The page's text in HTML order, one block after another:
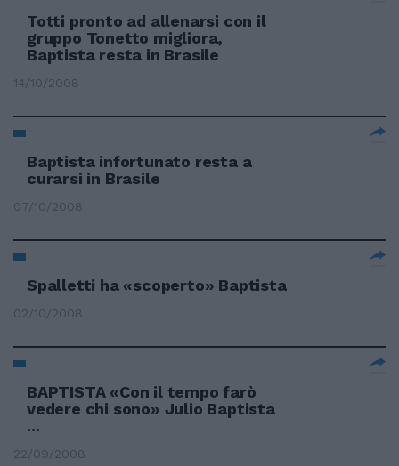
Totti pronto ad allenarsi con il
gruppo Tonetto migliora,
Baptista resta in Brasile
14/10/2008
Baptista infortunato resta a
curarsi in Brasile
07/10/2008
Spalletti ha «scoperto» Baptista
02/10/2008
BAPTISTA «Con il tempo farò
vedere chi sono» Julio Baptista
...
22/09/2008